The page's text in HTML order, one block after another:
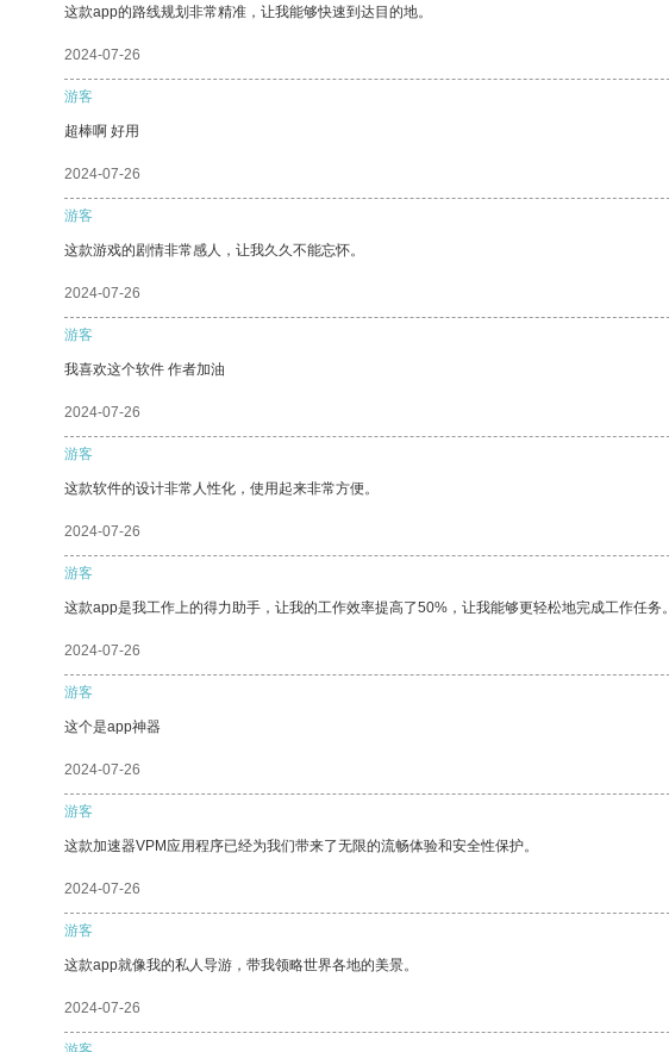
这款app的路线规划非常精准，让我能够快速到达目的地。
2024-07-26
游客
超棒啊 好用
2024-07-26
游客
这款游戏的剧情非常感人，让我久久不能忘怀。
2024-07-26
游客
我喜欢这个软件 作者加油
2024-07-26
游客
这款软件的设计非常人性化，使用起来非常方便。
2024-07-26
游客
这款app是我工作上的得力助手，让我的工作效率提高了50%，让我能够更轻松地完成工作任务。
2024-07-26
游客
这个是app神器
2024-07-26
游客
这款加速器VPM应用程序已经为我们带来了无限的流畅体验和安全性保护。
2024-07-26
游客
这款app就像我的私人导游，带我领略世界各地的美景。
2024-07-26